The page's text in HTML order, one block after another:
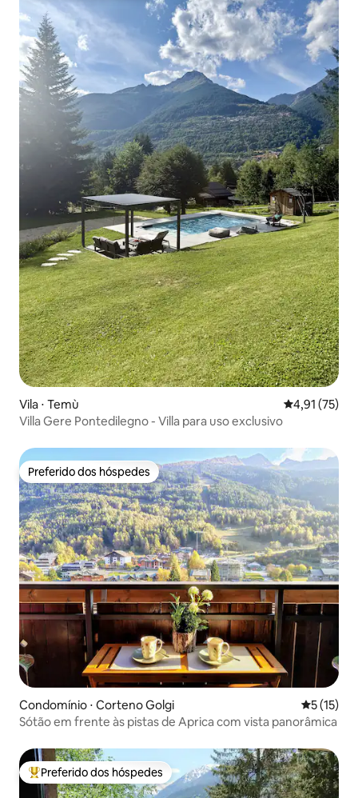
Vila ⋅ Temù 4,91 de uma
4,91 (75)
Villa Gere Pontedilegno - Villa para uso exclusivo
Preferido dos hóspedes
Preferido dos hóspedes
Condomínio ⋅ Corteno Golgi 5 de uma
5 (15)
Sótão em frente às pistas de Aprica com vista panorâmica
Entre os melhores preferidos dos hóspedes
Preferido dos hóspedes